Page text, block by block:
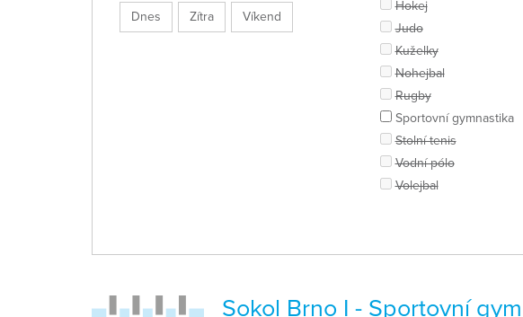
Dnes Zítra Víkend
Hokej
Judo
Kuželky
Nohejbal
Rugby
Sportovní gymnastika
Stolní tenis
Vodní pólo
Volejbal
Sokol Brno I - Sportovní